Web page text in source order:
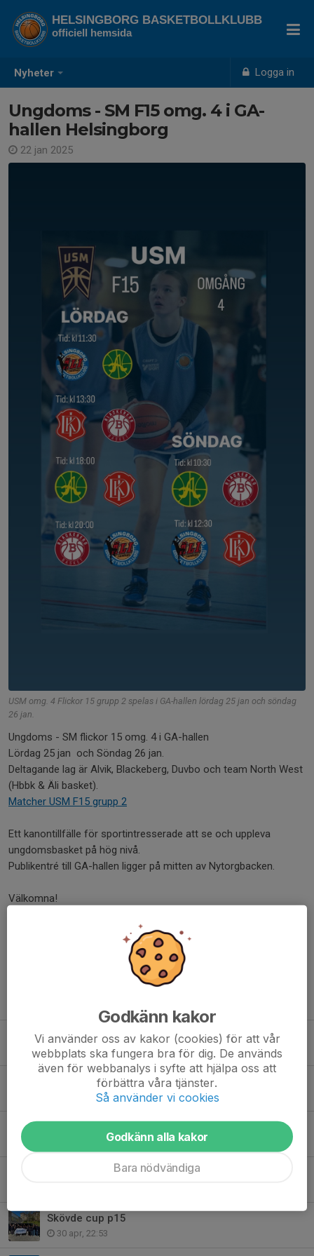
Nyheter Logga in
HELSINGBORG BASKETBOLLKLUBB
officiell hemsida
Ungdoms - SM F15 omg. 4 i GA-
hallen Helsingborg
22 jan 2025
USM omg. 4 Flickor 15 grupp 2 spelas i GA-hallen lördag 25 jan och söndag
26 jan.
Ungdoms - SM flickor 15 omg. 4 i GA-hallen
Lördag 25 jan och Söndag 26 jan.
Deltagande lag är Alvik, Blackeberg, Duvbo och team North West
(Hbbk & Äli basket).
Matcher USM F15 grupp 2
Ett kanontillfälle för sportintresserade att se och uppleva
ungdomsbasket på hög nivå.
Publikentré till GA-hallen ligger på mitten av Nytorgbacken.
Välkomna!
29 jul, 15:57
HBBK kontorsavdelningar har sommarstängt
13 jul, 19:13
17 maj, 23:15
Gbg festivalen 2026
Skövde cup p15
30 apr, 22:53
Godkänn kakor
Vi använder oss av kakor (cookies) för att vår
webbplats ska fungera bra för dig. De används
även för webbanalys i syfte att hjälpa oss att
förbättra våra tjänster.
Så använder vi cookies
Godkänn alla kakor
Bara nödvändiga